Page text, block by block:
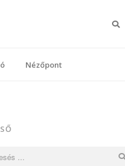
Nézőpont